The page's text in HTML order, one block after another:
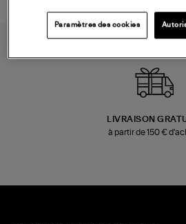
LIVRAISON
à partir de 150 €
Paramètres des cookies